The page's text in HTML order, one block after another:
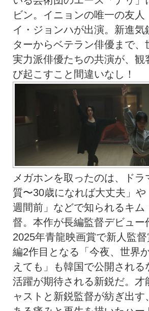
ビン。イニョンの唯一の友人
イ・ジョンハが出演。新進気
ターからベテラン俳優まで、
実力派俳優たちの共演が、観
び起こすこと間違いなし！
メガホンを取ったのは、ドラ
質〜30歳になれば大丈夫」
週間前」などで知られるキム
督。本作が長編監督デビュー
2025年青龍映画賞で新人監
編2作目となる「今夜、世界
えても」も韓国で公開される
活躍が期待される新鋭だ。才
ャストと新鋭監督が紡ぎ出す